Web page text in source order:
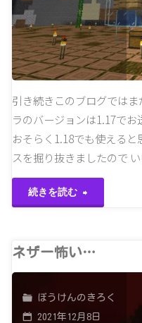
る？"
引き続きこのブログでは
ラのバージョンは1.17で
おそらく1.18でも使える
スを掘り抜きましたので
続きを読む
で
宝
ネザー怖い…
ぼうけんのきろく
2021年12月8日